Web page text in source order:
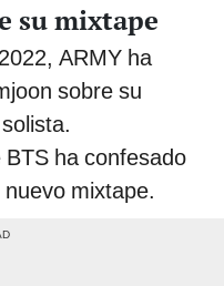
su mixtape
ARMY ha
sobre su
ha confesado
mixtape.